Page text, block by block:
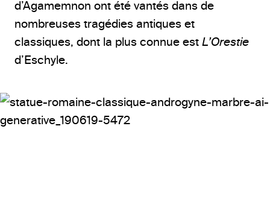
d’Agamemnon ont été vantés dans de
nombreuses tragédies antiques et
classiques, dont la plus connue est L’Orestie
d’Eschyle.